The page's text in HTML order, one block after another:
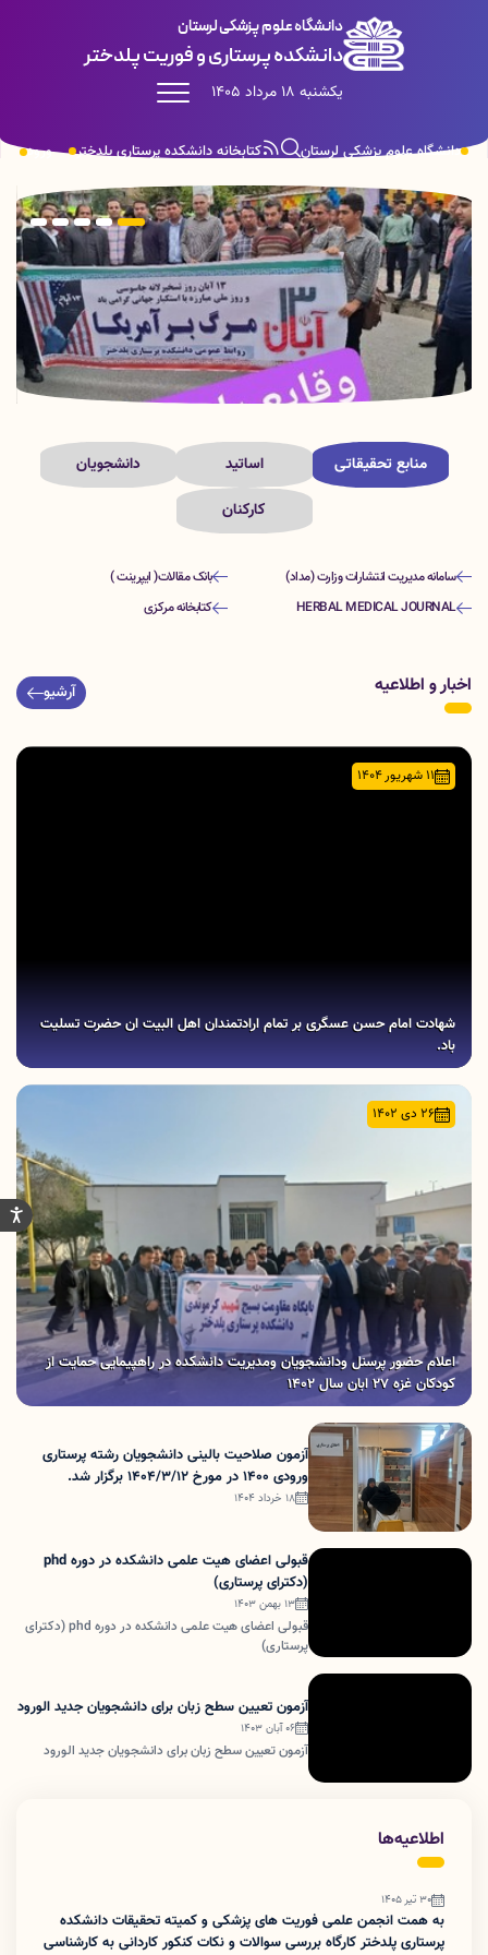
دانشگاه علوم پزشکی لرستان
دانشکده پرستاری و فوریت پلدختر
یکشنبه 18 مرداد 1405
ورود کتابخانه دانشکده پرستاری پلدختر دانشگاه علوم پزشکی لرستان
منابع تحقیقاتی اساتید
دانشجویان
کارکنان
سامانه مدیریت انتشارات وزارت (مداد)
بانک مقالات( ایپرینت )
HERBAL MEDICAL JOURNAL
کتابخانه مرکزی
اخبار و اطلاعیه آرشیو
11 شهریور 1404
شهادت امام حسن عسگری بر تمام ارادتمندان اهل البیت ان حضرت تسلیت
باد.
26 دی 1402
اعلام حضور پرسنل ودانشجویان ومدیریت دانشکده در راهپیمایی حمایت از
کودکان غزه 27 ابان سال 1402
آزمون صلاحیت بالینی دانشجویان رشته پرستاری
ورودی 1400 در مورخ 1404/3/12 برگزار شد.
18 خرداد 1404
قبولی اعضای هیت علمی دانشکده در دوره phd
(دکترای پرستاری)
13 بهمن 1403
قبولی اعضای هیت علمی دانشکده در دوره phd (دکترای
پرستاری)
آزمون تعیین سطح زبان برای دانشجویان جدید الورود
06 آبان 1403
آزمون تعیین سطح زبان برای دانشجویان جدید الورود
اطلاعیه‌ها
30 تیر 1405
به همت انجمن علمی فوریت های پزشکی و کمیته تحقیقات دانشکده
پرستاری پلدختر کارگاه بررسی سوالات و نکات کنکور کاردانی به کارشناسی